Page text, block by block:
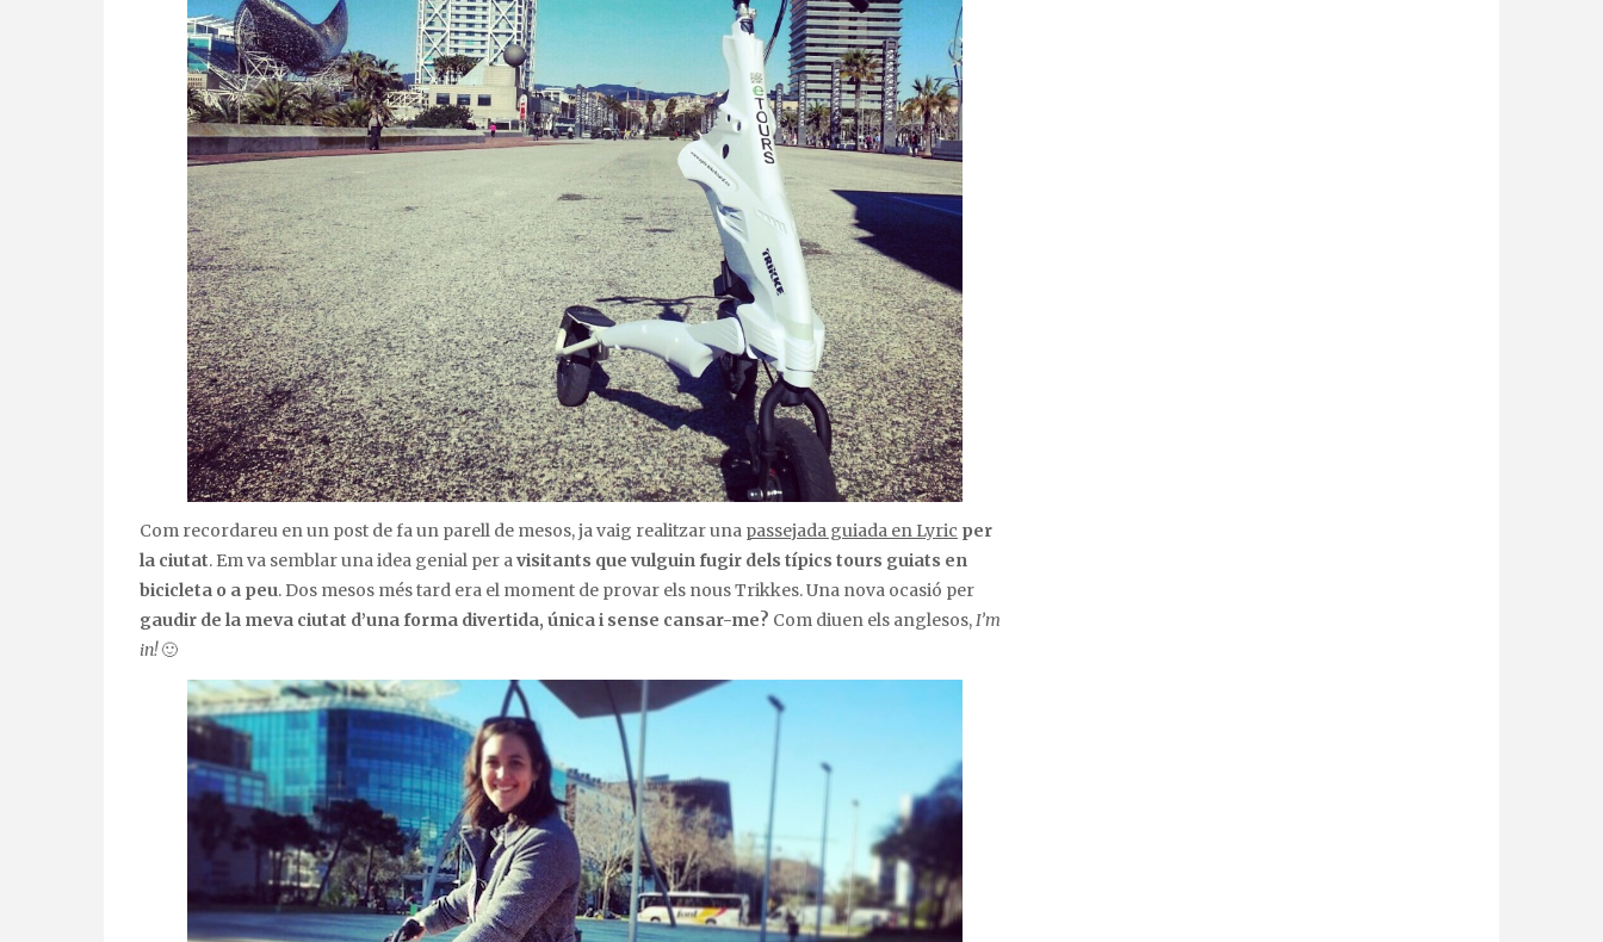
Com recordareu en un post de fa un parell de mesos, ja vaig realitzar una passejada guiada en Lyric per
la ciutat. Em va semblar una idea genial per avisitants que vulguin fugir dels típics tours guiats en
bicicleta o a peu. Dos mesos més tard era el moment de provar els nous Trikkes. Una nova ocasió per
gaudir de la meva ciutat d’una forma divertida, única i sense cansar-me? Com diuen els anglesos,I’m
in!🙂